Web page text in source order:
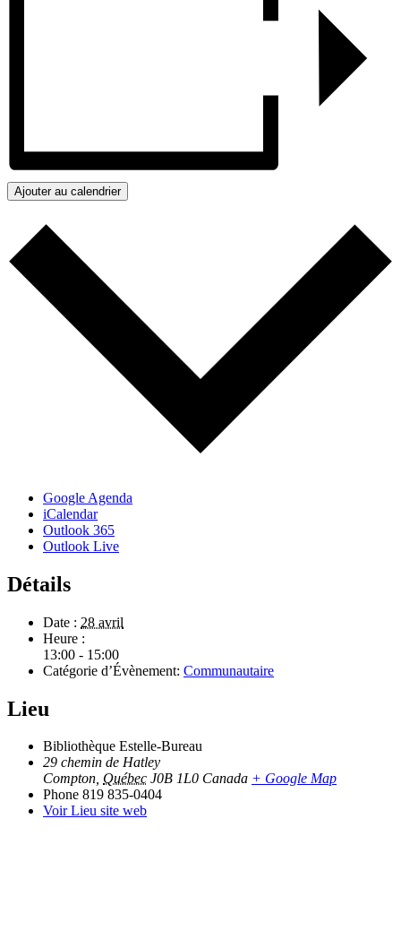
Ajouter au calendrier
Google Agenda
iCalendar
Outlook 365
Outlook Live
Détails
Date : 28 avril
Heure :
13:00 - 15:00
Catégorie d’Évènement: Communautaire
Lieu
Bibliothèque Estelle-Bureau
29 chemin de Hatley
Compton, Québec J0B 1L0 Canada + Google Map
Phone 819 835-0404
Voir Lieu site web